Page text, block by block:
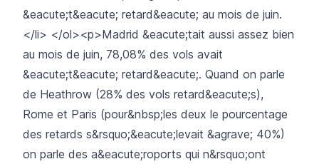
&eacute;t&eacute; retard&eacute; au mois de juin.
</li> </ol><p>Madrid &eacute;tait aussi assez bien
au mois de juin, 78,08% des vols avait
&eacute;t&eacute; retard&eacute;. Quand on parle
de Heathrow (28% des vols retard&eacute;s),
Rome et Paris (pour&nbsp;les deux le pourcentage
des retards s&rsquo;&eacute;levait &agrave; 40%)
on parle des a&eacute;roports qui n&rsquo;ont